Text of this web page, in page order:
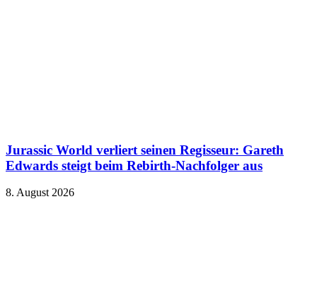
Jurassic World verliert seinen Regisseur: Gareth
Edwards steigt beim Rebirth-Nachfolger aus
8. August 2026